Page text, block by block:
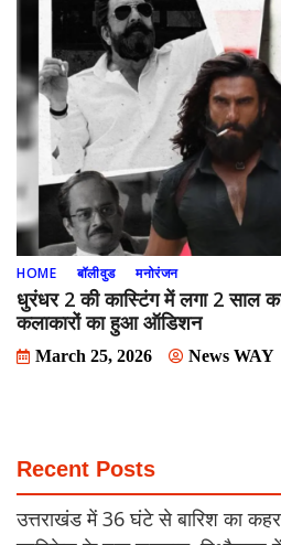
HOME बॉलीवुड मनोरंजन
धुरंधर 2 की कास्टिंग में लगा 2 साल
कलाकारों का हुआ ऑडिशन
March 25, 2026 News WAY
Recent Posts
उत्तराखंड में 36 घंटे से बारिश का